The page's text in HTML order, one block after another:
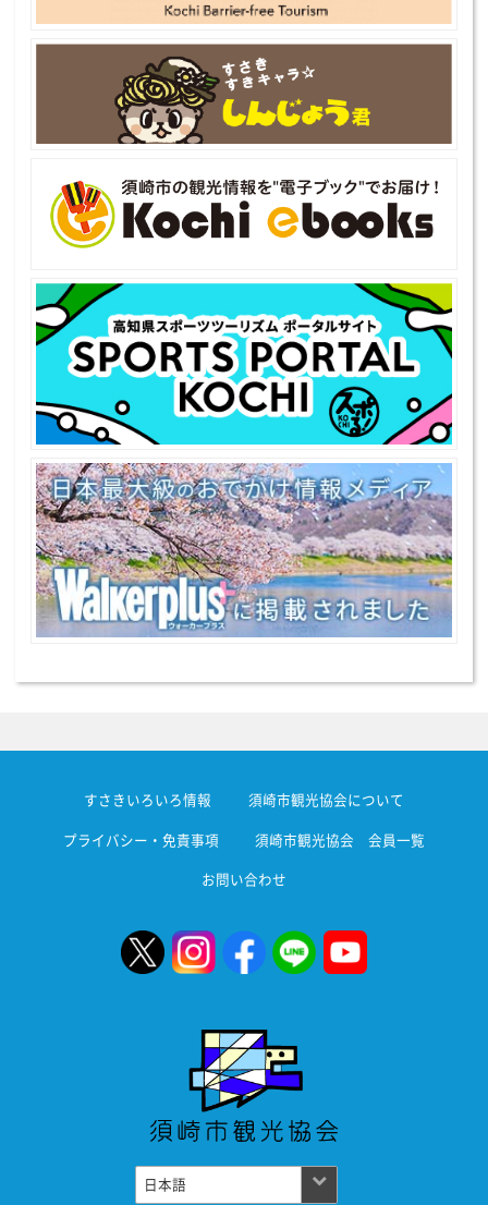
すさきいろいろ情報 須崎市観光協会について
プライバシー・免責事項 須崎市観光協会 会員一覧
お問い合わせ